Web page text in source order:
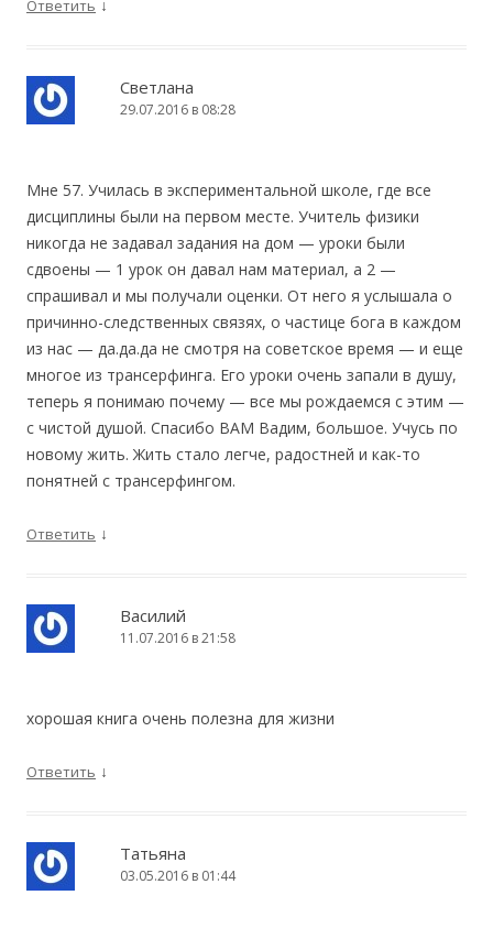
Ответить ↓
Светлана
29.07.2016 в 08:28
Мне 57. Училась в экспериментальной школе, где все
дисциплины были на первом месте. Учитель физики
никогда не задавал задания на дом — уроки были
сдвоены — 1 урок он давал нам материал, а 2 —
спрашивал и мы получали оценки. От него я услышала о
причинно-следственных связях, о частице бога в каждом
из нас — да.да.да не смотря на советское время — и еще
многое из трансерфинга. Его уроки очень запали в душу,
теперь я понимаю почему — все мы рождаемся с этим —
с чистой душой. Спасибо ВАМ Вадим, большое. Учусь по
новому жить. Жить стало легче, радостней и как-то
понятней с трансерфингом.
Ответить ↓
Василий
11.07.2016 в 21:58
хорошая книга очень полезна для жизни
Ответить ↓
Татьяна
03.05.2016 в 01:44